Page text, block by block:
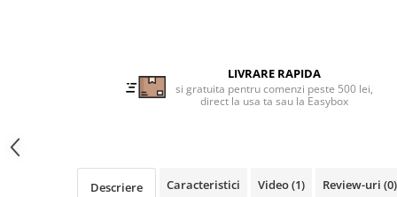
Combinezoane de lucru
Jachete / Bluze salopeta
Pantaloni impermeabili
Pelerine de ploaie
LIVRARE RAPIDA
si gratuita pentru comenzi peste 500 lei,
direct la usa ta sau la Easybox
Descriere Caracteristici Video(1) Review-uri (0)